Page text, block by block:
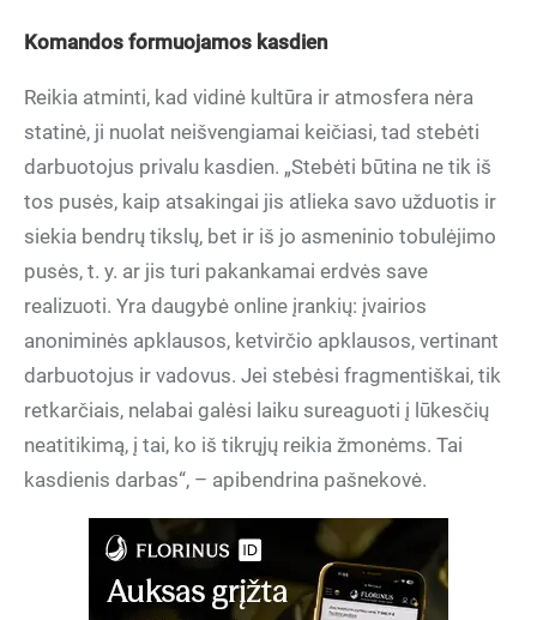
Komandos formuojamos kasdien
Reikia atminti, kad vidinė kultūra ir atmosfera nėra
statinė, ji nuolat neišvengiamai keičiasi, tad stebėti
darbuotojus privalu kasdien. „Stebėti būtina ne tik iš
tos pusės, kaip atsakingai jis atlieka savo užduotis ir
siekia bendrų tikslų, bet ir iš jo asmeninio tobulėjimo
pusės, t. y. ar jis turi pakankamai erdvės save
realizuoti. Yra daugybė online įrankių: įvairios
anoniminės apklausos, ketvirčio apklausos, vertinant
darbuotojus ir vadovus. Jei stebėsi fragmentiškai, tik
retkarčiais, nelabai galėsi laiku sureaguoti į lūkesčių
neatitikimą, į tai, ko iš tikrųjų reikia žmonėms. Tai
kasdienis darbas“, – apibendrina pašnekovė.